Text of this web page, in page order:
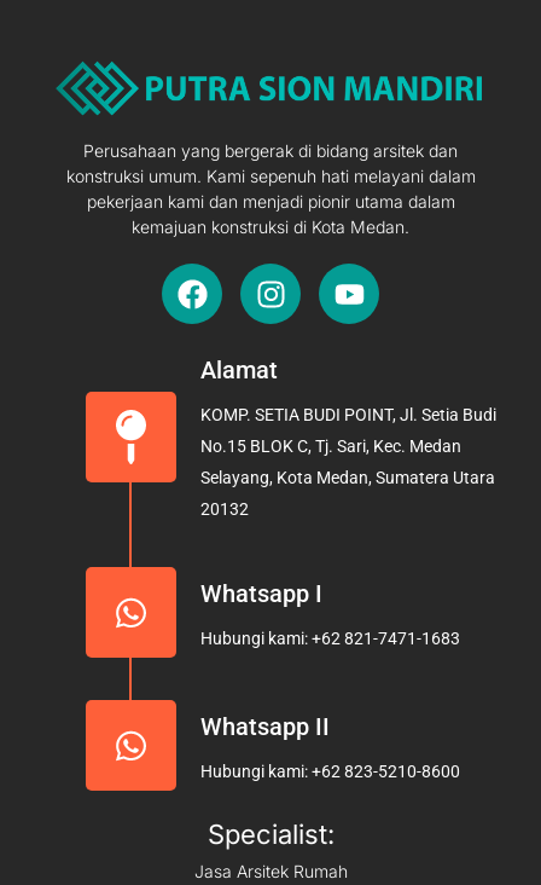
Perusahaan yang bergerak di bidang arsitek dan
konstruksi umum. Kami sepenuh hati melayani dalam
pekerjaan kami dan menjadi pionir utama dalam
kemajuan konstruksi di Kota Medan.
F
a
e
o
o
k
I
n
t
g
r
a
Y
o
b
e
Alamat
KOMP. SETIA BUDI POINT, Jl. Setia Budi
No.15 BLOK C, Tj. Sari, Kec. Medan
Selayang, Kota Medan, Sumatera Utara
20132
Whatsapp I
Hubungi kami: +62 821-7471-1683
Whatsapp II
Hubungi kami: +62 823-5210-8600
Specialist:
Jasa Arsitek Rumah